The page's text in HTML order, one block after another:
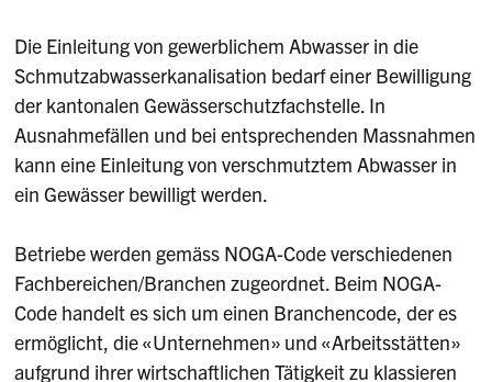
Die Einleitung von gewerblichem Abwasser in die
Schmutzabwasserkanalisation bedarf einer Bewilligung
der kantonalen Gewässerschutzfachstelle. In
Ausnahmefällen und bei entsprechenden Massnahmen
kann eine Einleitung von verschmutztem Abwasser in
ein Gewässer bewilligt werden.
Betriebe werden gemäss NOGA-Code verschiedenen
Fachbereichen/Branchen zugeordnet. Beim NOGA-
Code handelt es sich um einen Branchencode, der es
ermöglicht, die «Unternehmen» und «Arbeitsstätten»
aufgrund ihrer wirtschaftlichen Tätigkeit zu klassieren